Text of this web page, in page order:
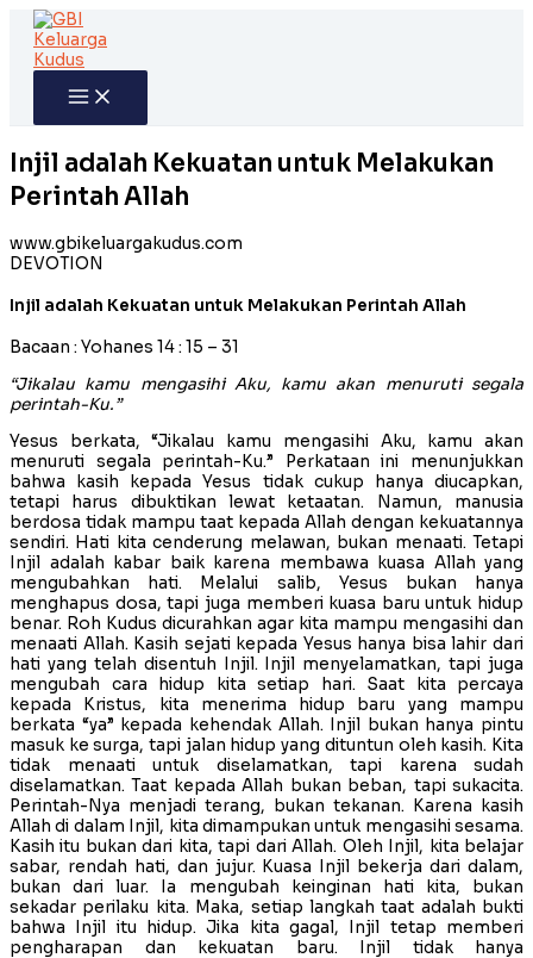
Skip
content
Injil adalah Kekuatan untuk Melakukan
Perintah Allah
www.gbikeluargakudus.com
DEVOTION
Injil adalah Kekuatan untuk Melakukan Perintah Allah
Bacaan : Yohanes 14 : 15 – 31
“Jikalau kamu mengasihi Aku, kamu akan menuruti segala
perintah-Ku.”
Yesus berkata, “Jikalau kamu mengasihi Aku, kamu akan
menuruti segala perintah-Ku.” Perkataan ini menunjukkan
bahwa kasih kepada Yesus tidak cukup hanya diucapkan,
tetapi harus dibuktikan lewat ketaatan. Namun, manusia
berdosa tidak mampu taat kepada Allah dengan kekuatannya
sendiri. Hati kita cenderung melawan, bukan menaati. Tetapi
Injil adalah kabar baik karena membawa kuasa Allah yang
mengubahkan hati. Melalui salib, Yesus bukan hanya
menghapus dosa, tapi juga memberi kuasa baru untuk hidup
benar. Roh Kudus dicurahkan agar kita mampu mengasihi dan
menaati Allah. Kasih sejati kepada Yesus hanya bisa lahir dari
hati yang telah disentuh Injil. Injil menyelamatkan, tapi juga
mengubah cara hidup kita setiap hari. Saat kita percaya
kepada Kristus, kita menerima hidup baru yang mampu
berkata “ya” kepada kehendak Allah. Injil bukan hanya pintu
masuk ke surga, tapi jalan hidup yang dituntun oleh kasih. Kita
tidak menaati untuk diselamatkan, tapi karena sudah
diselamatkan. Taat kepada Allah bukan beban, tapi sukacita.
Perintah-Nya menjadi terang, bukan tekanan. Karena kasih
Allah di dalam Injil, kita dimampukan untuk mengasihi sesama.
Kasih itu bukan dari kita, tapi dari Allah. Oleh Injil, kita belajar
sabar, rendah hati, dan jujur. Kuasa Injil bekerja dari dalam,
bukan dari luar. Ia mengubah keinginan hati kita, bukan
sekadar perilaku kita. Maka, setiap langkah taat adalah bukti
bahwa Injil itu hidup. Jika kita gagal, Injil tetap memberi
pengharapan dan kekuatan baru. Injil tidak hanya